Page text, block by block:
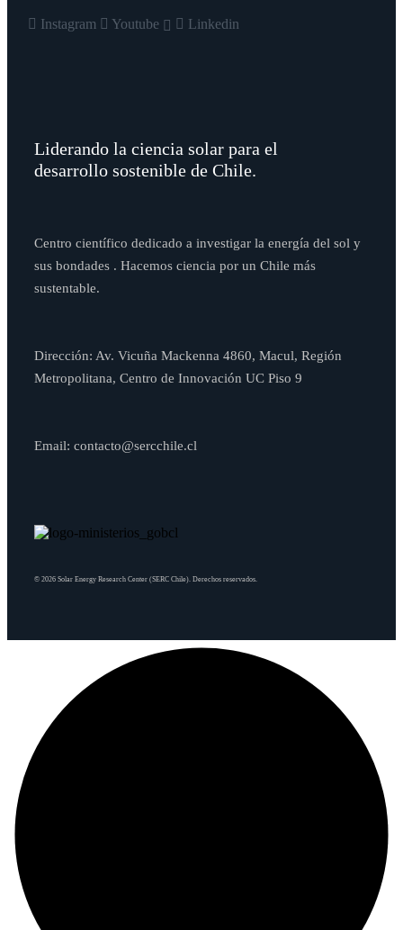
Instagram Youtube Linkedin
Liderando la ciencia solar para el
desarrollo sostenible de Chile.
Centro científico dedicado a investigar la energía del sol y
sus bondades . Hacemos ciencia por un Chile más
sustentable.
Dirección: Av. Vicuña Mackenna 4860, Macul, Región
Metropolitana, Centro de Innovación UC Piso 9
Email: contacto@sercchile.cl
© 2026 Solar Energy Research Center (SERC Chile). Derechos reservados.